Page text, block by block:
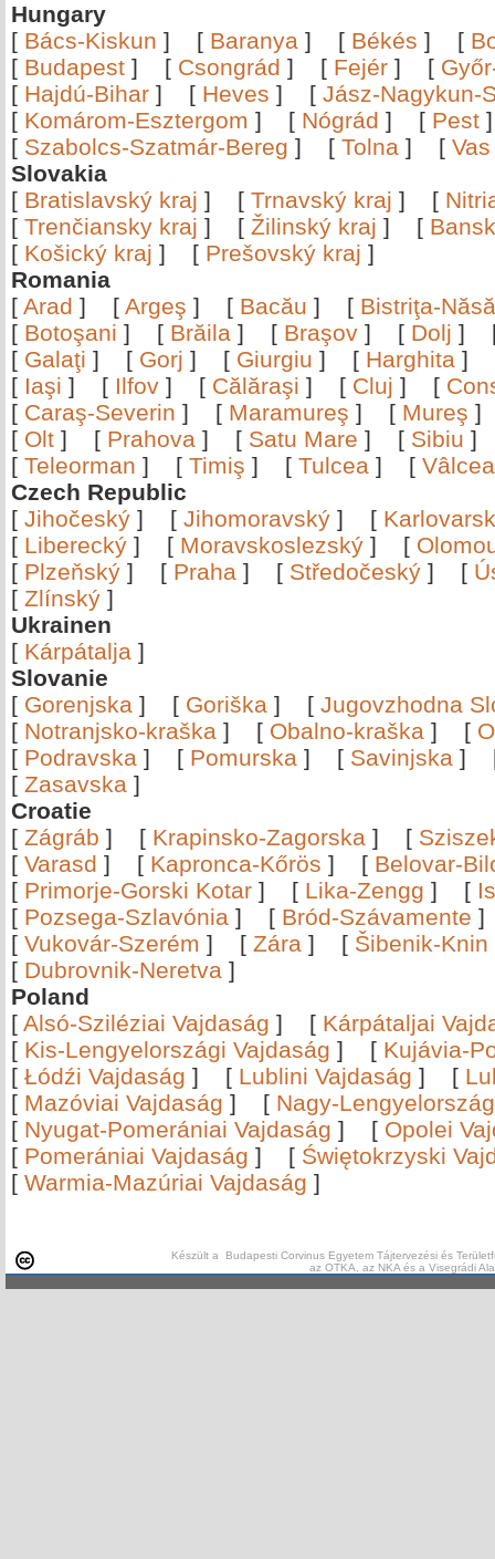
Hungary
[ Bács-Kiskun ] [ Baranya ] [ Békés ] [
[ Budapest ] [ Csongrád ] [ Fejér ] [
[ Hajdú-Bihar ] [ Heves ] [ Jász-Nagykun-
[ Komárom-Esztergom ] [ Nógrád ] [ Pest
[ Szabolcs-Szatmár-Bereg ] [ Tolna ] [ Vas
Slovakia
[ Bratislavský kraj ] [ Trnavský kraj ] [
[ Trenčiansky kraj ] [ Žilinský kraj ] [
[ Košický kraj ] [ Prešovský kraj ]
Romania
[ Arad ] [ Argeş ] [ Bacău ] [ Bistriţa-
[ Botoşani ] [ Brăila ] [ Braşov ] [ Dolj ]
[ Galaţi ] [ Gorj ] [ Giurgiu ] [ Harghita ]
[ Iaşi ] [ Ilfov ] [ Călăraşi ] [ Cluj ] [
[ Caraş-Severin ] [ Maramureş ] [ Mureş
[ Olt ] [ Prahova ] [ Satu Mare ] [ Sibiu
[ Teleorman ] [ Timiş ] [ Tulcea ] [
Czech Republic
[ Jihočeský ] [ Jihomoravský ] [
[ Liberecký ] [ Moravskoslezský ] [
[ Plzeňský ] [ Praha ] [ Středočeský ] [
[ Zlínský ]
Ukrainen
[ Kárpátalja ]
Slovanie
[ Gorenjska ] [ Goriška ] [ Jugovzhodna
[ Notranjsko-kraška ] [ Obalno-kraška ] [
[ Podravska ] [ Pomurska ] [ Savinjska ]
[ Zasavska ]
Croatie
[ Zágráb ] [ Krapinsko-Zagorska ] [
[ Varasd ] [ Kapronca-Kőrös ] [ Belovar-
[ Primorje-Gorski Kotar ] [ Lika-Zengg ] [
[ Pozsega-Szlavónia ] [ Bród-Szávamente
[ Vukovár-Szerém ] [ Zára ] [ Šibenik-Knin
[ Dubrovnik-Neretva ]
Poland
[ Alsó-Sziléziai Vajdaság ] [ Kárpátaljai
[ Kis-Lengyelországi Vajdaság ] [ Kujávia-
[ Łódźi Vajdaság ] [ Lublini Vajdaság ] [
[ Mazóviai Vajdaság ] [ Nagy-
[ Nyugat-Pomerániai Vajdaság ] [ Opolei
[ Pomerániai Vajdaság ] [ Świętokrzyski
[ Warmia-Mazúriai Vajdaság ]
Készült a Budapesti Corvinus Egyetem Tájtervezési és
az OTKA, az NKA és a Visegrádi